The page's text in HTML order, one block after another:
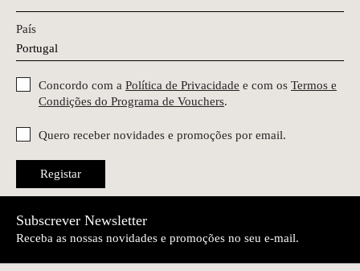
País
Concordo com a Política de Privacidade e com os Termos e
Condições do Programa de Vouchers.
Quero receber novidades e promoções por email.
Registar
Subscrever Newsletter
Receba as nossas novidades e promoções no seu e-mail.